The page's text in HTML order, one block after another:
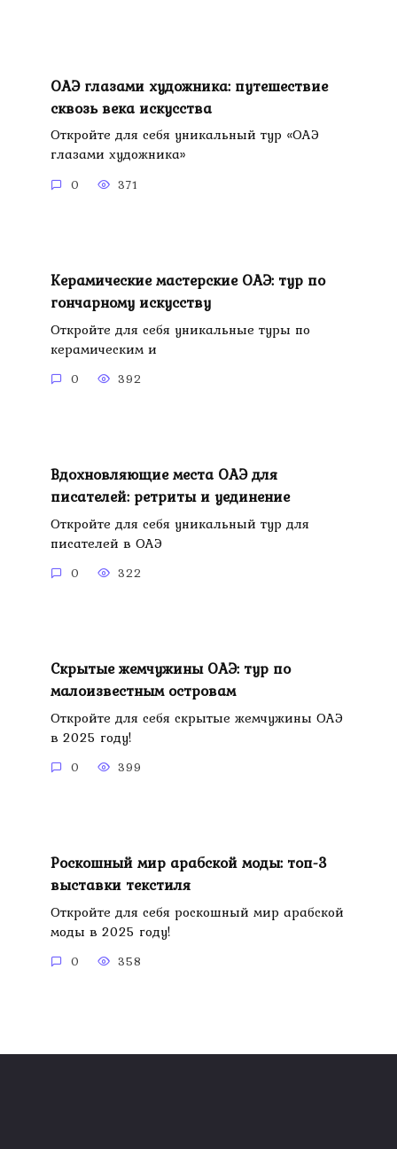
ОАЭ глазами художника: путешествие
сквозь века искусства
Откройте для себя уникальный тур «ОАЭ
глазами художника»
0 371
Керамические мастерские ОАЭ: тур по
гончарному искусству
Откройте для себя уникальные туры по
керамическим и
0 392
Вдохновляющие места ОАЭ для
писателей: ретриты и уединение
Откройте для себя уникальный тур для
писателей в ОАЭ
0 322
Скрытые жемчужины ОАЭ: тур по
малоизвестным островам
Откройте для себя скрытые жемчужины ОАЭ
в 2025 году!
0 399
Роскошный мир арабской моды: топ-3
выставки текстиля
Откройте для себя роскошный мир арабской
моды в 2025 году!
0 358